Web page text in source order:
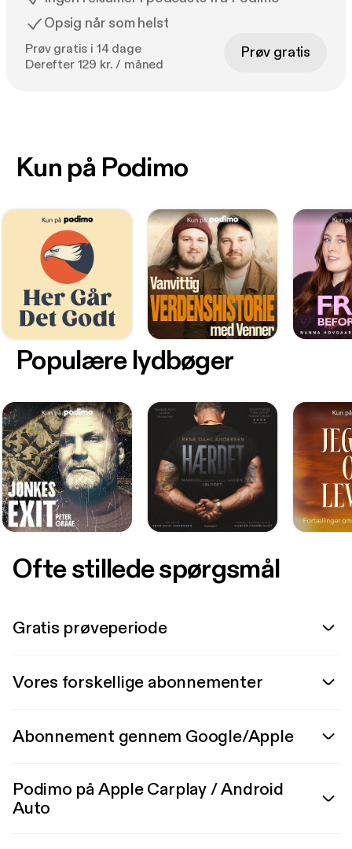
Opsig når som helst
Prøv gratis i 14 dage
Derefter 129 kr. / måned
Prøv gratis
Kun på Podimo
Populære lydbøger
Ofte stillede spørgsmål
Gratis prøveperiode
Vores forskellige abonnementer
Abonnement gennem Google/Apple
Podimo på Apple Carplay / Android
Auto